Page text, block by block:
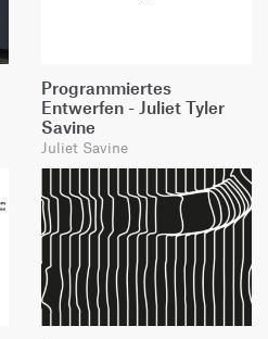
Programmiertes
Entwerfen - Juliet Tyler
Savine
Juliet Savine